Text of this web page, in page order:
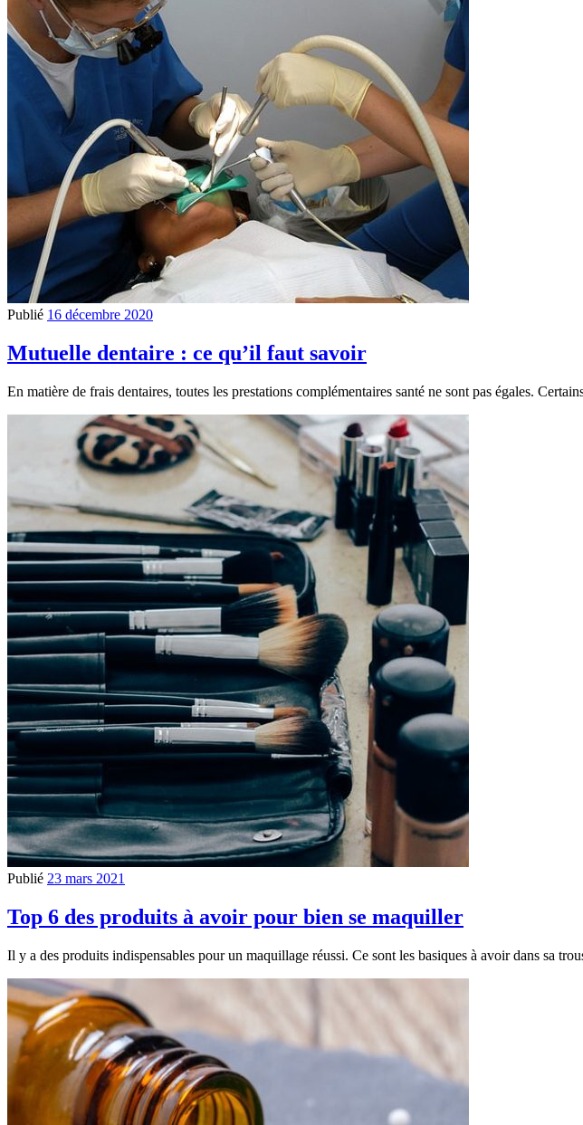
Publié 16 décembre 2020
Mutuelle dentaire : ce qu’il faut savoir
En matière de frais dentaires, toutes les prestations complémentaires santé ne sont pas égales.
Publié 23 mars 2021
Top 6 des produits à avoir pour bien se maquiller
Il y a des produits indispensables pour un maquillage réussi. Ce sont les basiques à avoir dans sa